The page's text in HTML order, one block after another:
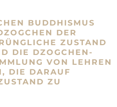
BUDDHISMUS
DER
ZUSTAND
DIE DZOGCHEN-
VON LEHREN
DIE DARAUF
ZU